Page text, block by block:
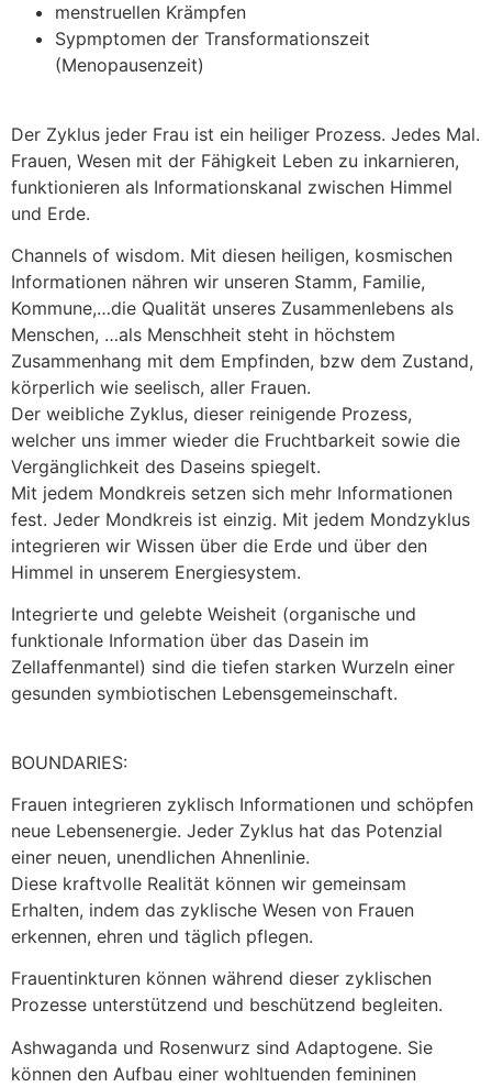
menstruellen Krämpfen
Sypmptomen der Transformationszeit
(Menopausenzeit)
Der Zyklus jeder Frau ist ein heiliger Prozess. Jedes Mal.
Frauen, Wesen mit der Fähigkeit Leben zu inkarnieren,
funktionieren als Informationskanal zwischen Himmel
und Erde.
Channels of wisdom. Mit diesen heiligen, kosmischen
Informationen nähren wir unseren Stamm, Familie,
Kommune,…die Qualität unseres Zusammenlebens als
Menschen, …als Menschheit steht in höchstem
Zusammenhang mit dem Empfinden, bzw dem Zustand,
körperlich wie seelisch, aller Frauen.
Der weibliche Zyklus, dieser reinigende Prozess,
welcher uns immer wieder die Fruchtbarkeit sowie die
Vergänglichkeit des Daseins spiegelt.
Mit jedem Mondkreis setzen sich mehr Informationen
fest. Jeder Mondkreis ist einzig. Mit jedem Mondzyklus
integrieren wir Wissen über die Erde und über den
Himmel in unserem Energiesystem.
Integrierte und gelebte Weisheit (organische und
funktionale Information über das Dasein im
Zellaffenmantel) sind die tiefen starken Wurzeln einer
gesunden symbiotischen Lebensgemeinschaft.
BOUNDARIES:
Frauen integrieren zyklisch Informationen und schöpfen
neue Lebensenergie. Jeder Zyklus hat das Potenzial
einer neuen, unendlichen Ahnenlinie.
Diese kraftvolle Realität können wir gemeinsam
Erhalten, indem das zyklische Wesen von Frauen
erkennen, ehren und täglich pflegen.
Frauentinkturen können während dieser zyklischen
Prozesse unterstützend und beschützend begleiten.
Ashwaganda und Rosenwurz sind Adaptogene. Sie
können den Aufbau einer wohltuenden femininen